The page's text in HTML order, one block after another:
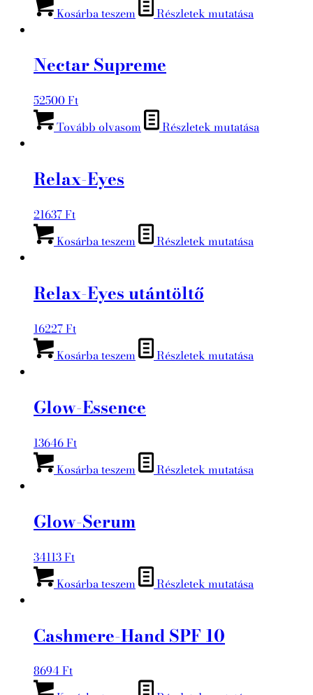
Kosárba teszem Részletek mutatása
Nectar Supreme
52500Ft
Tovább olvasom
Részletek mutatása
Relax-Eyes
21637Ft
Kosárba teszem
Részletek mutatása
Relax-Eyes utántöltő
16227Ft
Kosárba teszem
Részletek mutatása
Glow-Essence
13646Ft
Kosárba teszem
Részletek mutatása
Glow-Serum
34113Ft
Kosárba teszem
Részletek mutatása
Cashmere-Hand SPF 10
8694Ft